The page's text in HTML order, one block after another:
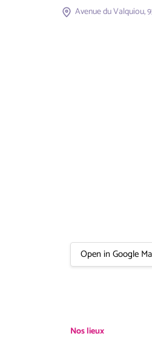
Avenue du Valquiou,
Open in Google
Nos lieux